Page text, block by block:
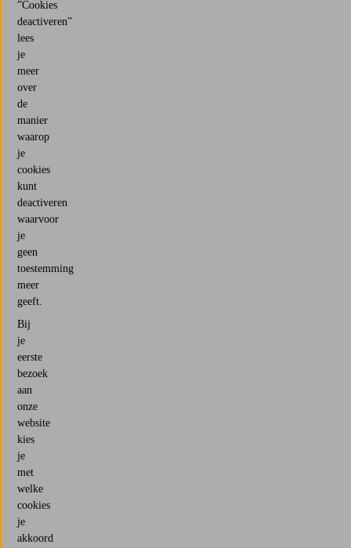
”Cookies
deactiveren”
lees
je
meer
over
de
manier
waarop
je
cookies
kunt
deactiveren
waarvoor
je
geen
toestemming
meer
geeft.
Bij
je
eerste
bezoek
aan
onze
website
kies
je
met
welke
cookies
je
akkoord